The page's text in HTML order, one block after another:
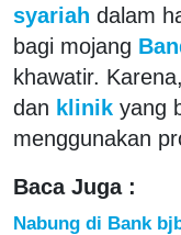
syariah dalam
bagi mojang
khawatir.
dan klinik yang
menggunakan
Baca Juga :
Nabung di Bank